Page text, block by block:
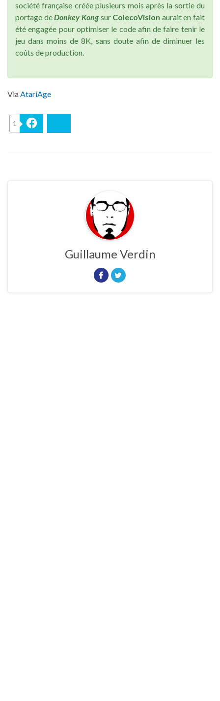
société française créée plusieurs mois après la sortie du
portage deDonkey Kongsur ColecoVision aurait en fait
été engagée pour optimiser le code afin de faire tenir le
jeu dans moins de 8K, sans doute afin de diminuer les
coûts de production.
ViaAtariAge
1
Guillaume Verdin